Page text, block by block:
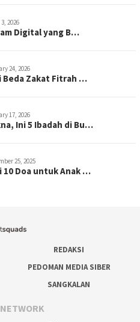
2026
Digital yang B…
24, 2026
Beda Zakat Fitrah …
17, 2026
Ini 5 Ibadah di Bu…
25, 2025
10 Doa untuk Anak …
REDAKSI
PEDOMAN MEDIA SIBER
SANGKALAN